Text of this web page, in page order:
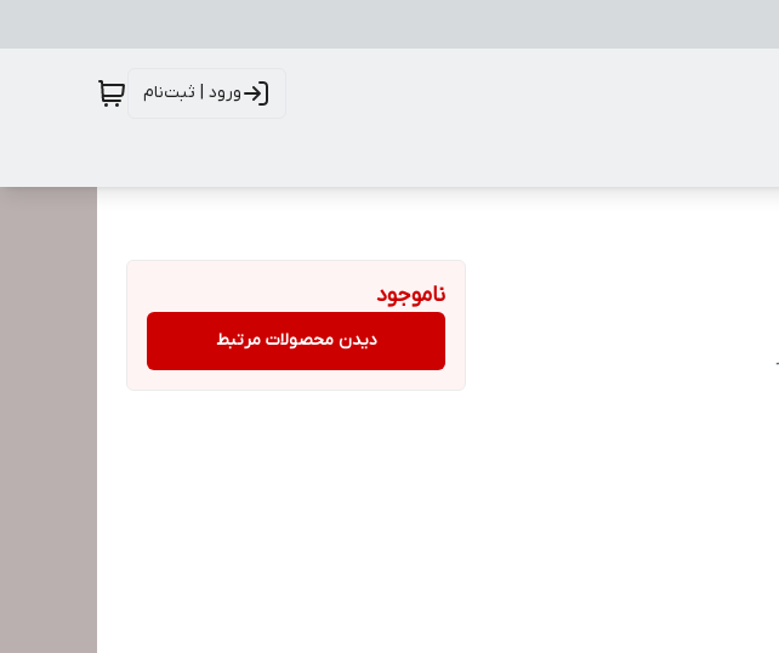
ورود | ثبت‌نام
ناموجود
دیدن محصولات مرتبط